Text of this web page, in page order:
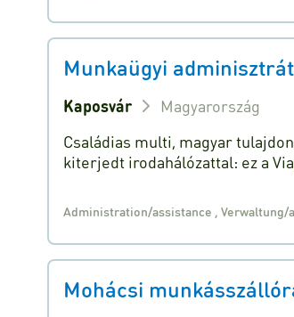
Munkaügyi
Kaposvár
Magyarország
Családias multi, magyar
kiterjedt irodahálózattal: ez a
Administration/assistance ,Verwaltung/
Mohácsi